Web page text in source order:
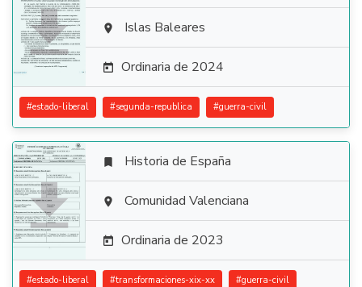
  Islas Baleares
 Ordinaria de 2024
#estado-liberal #segunda-republica #guerra-civil

 Historia de España
 Comunidad Valenciana
 Ordinaria de 2023
#estado-liberal #transformaciones-xix-xx #guerra-civil